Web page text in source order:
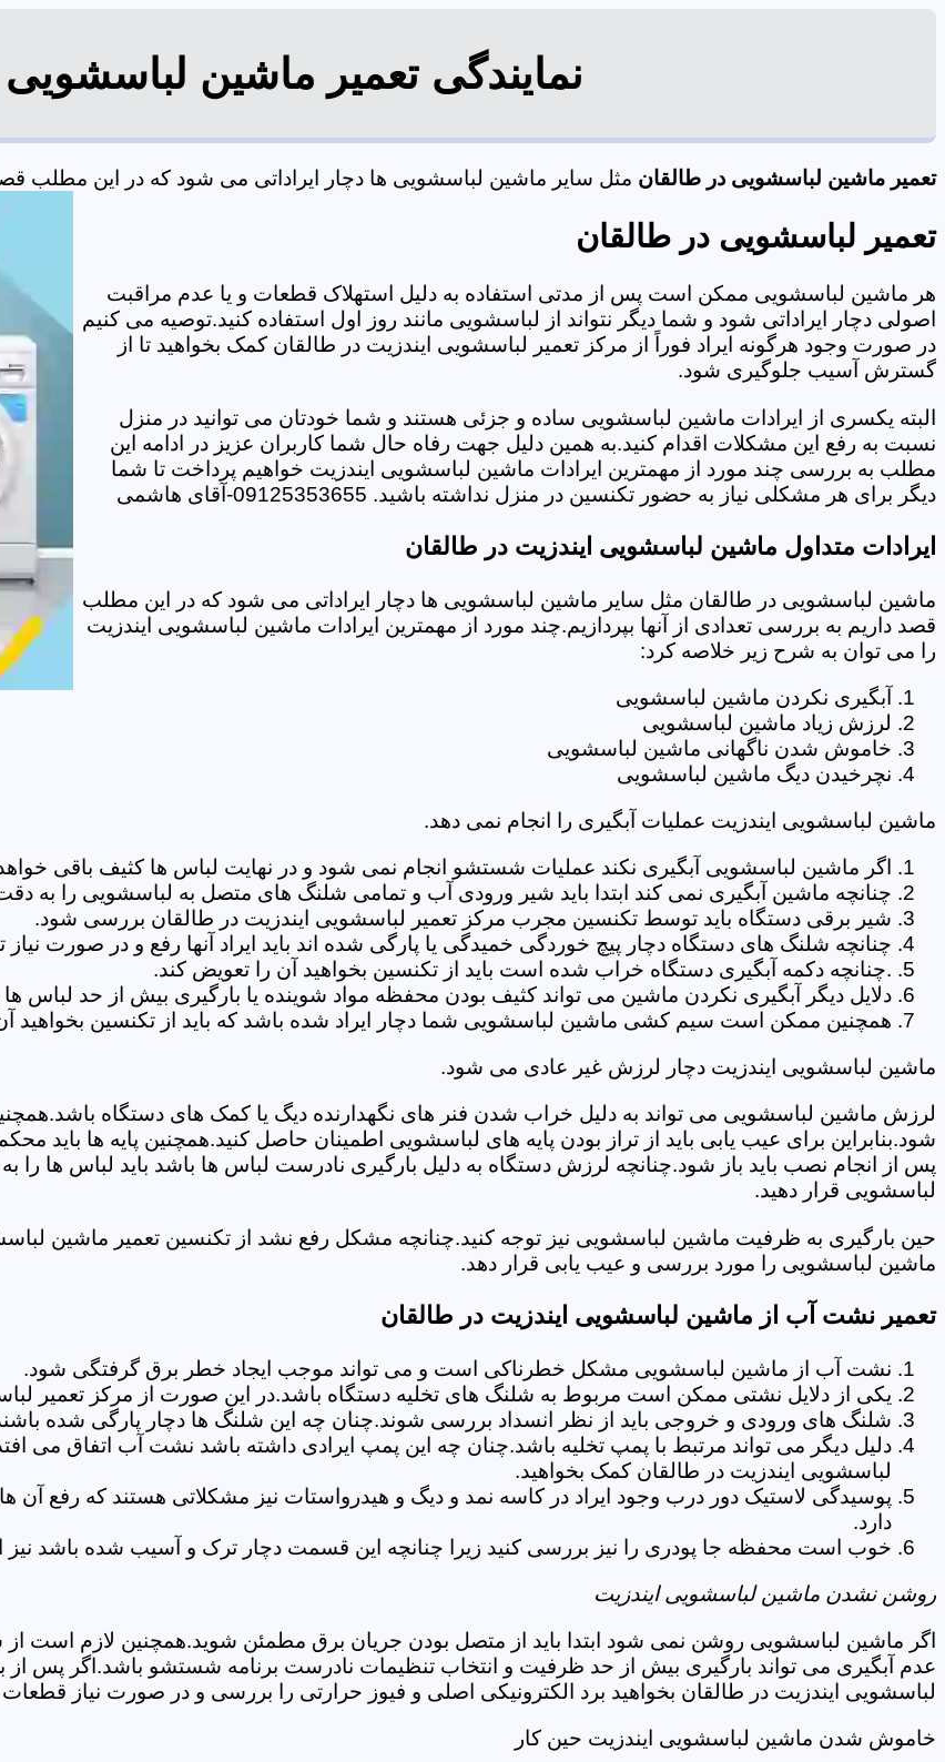
نمایندگی تعمیر ماشین
تعمیر ماشین لباسشویی در طالقان مثل سایر ماشین لباسشویی ها دچار ایراداتی می شود که در این مطلب قصد
تعمیر لباسشویی در طالقان
هر ماشین لباسشویی ممکن است پس از مدتی استفاده به دلیل استهلاک قطعات و یا عدم مراقبت
اصولی دچار ایراداتی شود و شما دیگر نتواند از لباسشویی مانند روز اول استفاده کنید.توصیه می کنیم
در صورت وجود هرگونه ایراد فوراً از مرکز تعمیر لباسشویی ایندزیت در طالقان کمک بخواهید تا از
گسترش آسیب جلوگیری شود.
البته یکسری از ایرادات ماشین لباسشویی ساده و جزئی هستند و شما خودتان می توانید در منزل
نسبت به رفع این مشکلات اقدام کنید.به همین دلیل جهت رفاه حال شما کاربران عزیز در ادامه این
مطلب به بررسی چند مورد از مهمترین ایرادات ماشین لباسشویی ایندزیت خواهیم پرداخت تا شما
دیگر برای هر مشکلی نیاز به حضور تکنسین در منزل نداشته باشید. 09125353655-آقای هاشمی
ایرادات متداول ماشین لباسشویی ایندزیت در طالقان
ماشین لباسشویی در طالقان مثل سایر ماشین لباسشویی ها دچار ایراداتی می شود که در این مطلب
قصد داریم به بررسی تعدادی از آنها بپردازیم.چند مورد از مهمترین ایرادات ماشین لباسشویی ایندزیت
را می توان به شرح زیر خلاصه کرد:
آبگیری نکردن ماشین لباسشویی
لرزش زیاد ماشین لباسشویی
خاموش شدن ناگهانی ماشین لباسشویی
نچرخیدن دیگ ماشین لباسشویی
ماشین لباسشویی ایندزیت عملیات آبگیری را انجام نمی دهد.
اگر ماشین لباسشویی آبگیری نکند عملیات شستشو انجام نمی شود و در نهایت لباس ها کثیف باقی خواهد
چنانچه ماشین آبگیری نمی کند ابتدا باید شیر ورودی آب و تمامی شلنگ های متصل به لباسشویی را به
شیر برقی دستگاه باید توسط تکنسین مجرب مرکز تعمیر لباسشویی ایندزیت در طالقان بررسی شود.
چنانچه شلنگ های دستگاه دچار پیچ خوردگی خمیدگی یا پارگی شده اند باید ایراد آنها رفع و در صورت
.چنانچه دکمه آبگیری دستگاه خراب شده است باید از تکنسین بخواهید آن را تعویض کند.
دلایل دیگر آبگیری نکردن ماشین می تواند کثیف بودن محفظه مواد شوینده یا بارگیری بیش از حد لباس ها
همچنین ممکن است سیم کشی ماشین لباسشویی شما دچار ایراد شده باشد که باید از تکنسین بخواهید
ماشین لباسشویی ایندزیت دچار لرزش غیر عادی می شود.
لرزش ماشین لباسشویی می تواند به دلیل خراب شدن فنر های نگهدارنده دیگ یا کمک های دستگاه
شود.بنابراین برای عیب یابی باید از تراز بودن پایه های لباسشویی اطمینان حاصل کنید.همچنین پایه ها باید
پس از انجام نصب باید باز شود.چنانچه لرزش دستگاه به دلیل بارگیری نادرست لباس ها باشد باید لباس ها را
لباسشویی قرار دهید.
حین بارگیری به ظرفیت ماشین لباسشویی نیز توجه کنید.چنانچه مشکل رفع نشد از تکنسین تعمیر ماشین
ماشین لباسشویی را مورد بررسی و عیب یابی قرار دهد.
تعمیر نشت آب از ماشین لباسشویی ایندزیت در طالقان
نشت آب از ماشین لباسشویی مشکل خطرناکی است و می تواند موجب ایجاد خطر برق گرفتگی شود.
یکی از دلایل نشتی ممکن است مربوط به شلنگ های تخلیه دستگاه باشد.در این صورت از مرکز تعمیر
شلنگ های ورودی و خروجی باید از نظر انسداد بررسی شوند.چنان چه این شلنگ ها دچار پارگی شده
دلیل دیگر می تواند مرتبط با پمپ تخلیه باشد.چنان چه این پمپ ایرادی داشته باشد نشت آب اتفاق می
لباسشویی ایندزیت در طالقان کمک بخواهید.
پوسیدگی لاستیک دور درب وجود ایراد در کاسه نمد و دیگ و هیدرواستات نیز مشکلاتی هستند که رفع
دارد.
خوب است محفظه جا پودری را نیز بررسی کنید زیرا چنانچه این قسمت دچار ترک و آسیب شده باشد
روشن نشدن ماشین لباسشویی ایندزیت
اگر ماشین لباسشویی روشن نمی شود ابتدا باید از متصل بودن جریان برق مطمئن شوید.همچنین لازم است از
عدم آبگیری می تواند بارگیری بیش از حد ظرفیت و انتخاب تنظیمات نادرست برنامه شستشو باشد.اگر پس از
لباسشویی ایندزیت در طالقان بخواهید برد الکترونیکی اصلی و فیوز حرارتی را بررسی و در صورت نیاز
خاموش شدن ماشین لباسشویی ایندزیت حین کار